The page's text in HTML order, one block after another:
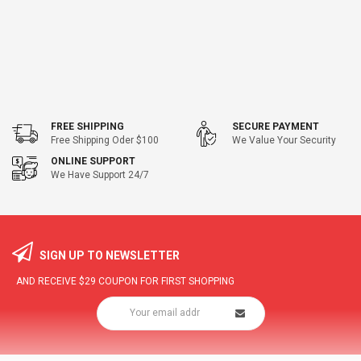
FREE SHIPPING
Free Shipping Oder $100
SECURE PAYMENT
We Value Your Security
ONLINE SUPPORT
We Have Support 24/7
SIGN UP TO NEWSLETTER
AND RECEIVE $29 COUPON FOR FIRST SHOPPING